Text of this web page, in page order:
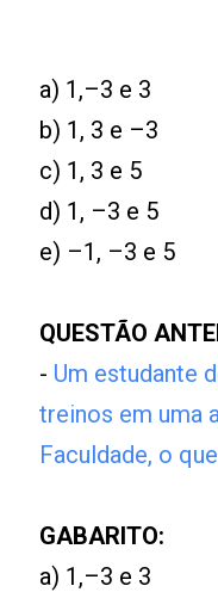
a) 1,–3 e 3
b) 1, 3 e –3
c) 1, 3 e 5
d) 1, –3 e 5
e) –1, –3 e 5
QUESTÃO
- Um estudante
treinos em uma
Faculdade, o
GABARITO:
a) 1,–3 e 3